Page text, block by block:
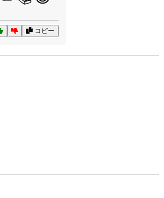
コピー